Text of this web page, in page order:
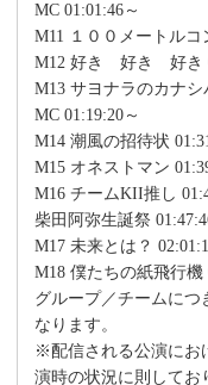
MC 01:01:46～
M11 １００メートルコ
M12 好き 好き 好き
M13 サヨナラのカナシ
MC 01:19:20～
M14 潮風の招待状
M15 オネストマン
M16 チームKII推し
柴田阿弥生誕祭
M17 未来とは？
M18 僕たちの紙飛行
グループ／チームにつ
なります。
※配信される公演にお
演時の状況に則してお